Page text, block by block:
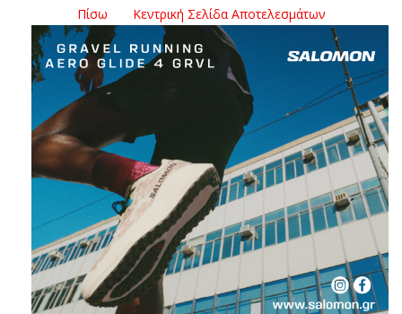
Πίσω Κεντρική Σελίδα Αποτελεσμάτων